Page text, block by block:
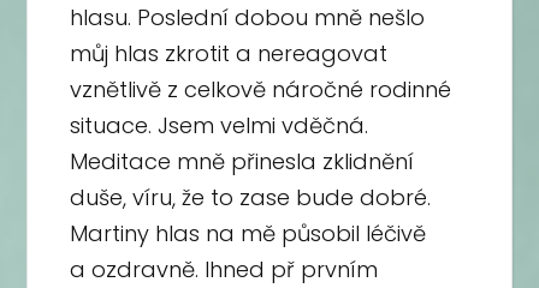
hlasu. Poslední dobou mně nešlo
můj hlas zkrotit a nereagovat
vznětlivě z celkově náročné rodinné
situace. Jsem velmi vděčná.
Meditace mně přinesla zklidnění
duše, víru, že to zase bude dobré.
Martiny hlas na mě působil léčivě
a ozdravně. Ihned př prvním